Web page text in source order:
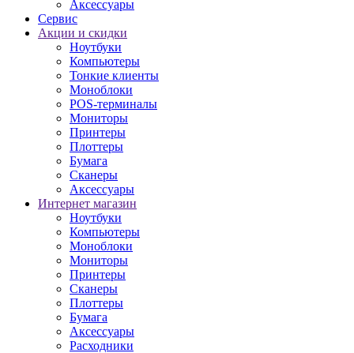
Аксессуары
Сервис
Акции и скидки
Ноутбуки
Компьютеры
Тонкие клиенты
Моноблоки
POS-терминалы
Мониторы
Принтеры
Плоттеры
Бумага
Сканеры
Аксессуары
Интернет магазин
Ноутбуки
Компьютеры
Моноблоки
Мониторы
Принтеры
Сканеры
Плоттеры
Бумага
Аксессуары
Расходники